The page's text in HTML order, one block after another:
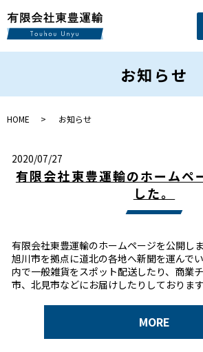
お知らせ
HOME お知らせ
2020/07/27
有限会社東豊運輸のホームペ
した。
有限会社東豊運輸のホームページを公開し
旭川市を拠点に道北の各地へ新聞を運んで
内で一般雑貨をスポット配送したり、商業
市、北見市などにお届けしたりしておりま
MORE